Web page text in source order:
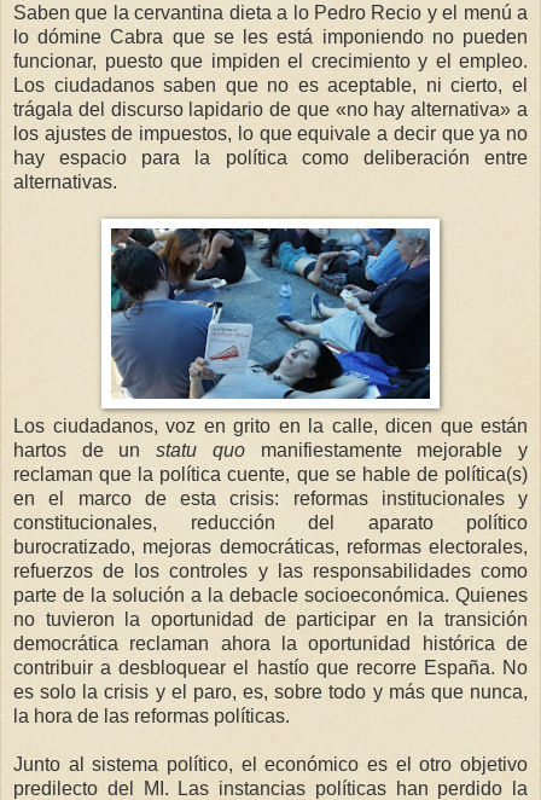
Saben que la cervantina dieta a lo Pedro Recio y el menú a
lo dómine Cabra que se les está imponiendo no pueden
funcionar, puesto que impiden el crecimiento y el empleo.
Los ciudadanos saben que no es aceptable, ni cierto, el
trágala del discurso lapidario de que «no hay alternativa» a
los ajustes de impuestos, lo que equivale a decir que ya no
hay espacio para la política como deliberación entre
alternativas.
Los ciudadanos, voz en grito en la calle, dicen que están
hartos de unstatu quomanifiestamente mejorable y
reclaman que la política cuente, que se hable de política(s)
en el marco de esta crisis: reformas institucionales y
constitucionales, reducción del aparato político
burocratizado, mejoras democráticas, reformas electorales,
refuerzos de los controles y las responsabilidades como
parte de la solución a la debacle socioeconómica. Quienes
no tuvieron la oportunidad de participar en la transición
democrática reclaman ahora la oportunidad histórica de
contribuir a desbloquear el hastío que recorre España. No
es solo la crisis y el paro, es, sobre todo y más que nunca,
la hora de las reformas políticas.
Junto al sistema político, el económico es el otro objetivo
predilecto del MI. Las instancias políticas han perdido la